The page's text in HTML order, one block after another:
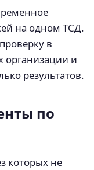
на одном ТСД.
в
организации и
результатов.
по
которых не